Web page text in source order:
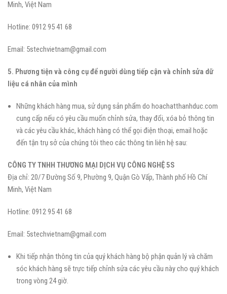
Minh, Việt Nam
Hotline: 0912 95 41 68
Email: 5stechvietnam@gmail.com
5. Phương tiện và công cụ để người dùng tiếp cận và chỉnh sửa dữ
liệu cá nhân của mình
Những khách hàng mua, sử dụng sản phẩm do hoachatthanhduc.com
cung cấp nếu có yêu cầu muốn chỉnh sửa, thay đổi, xóa bỏ thông tin
và các yêu cầu khác, khách hàng có thể gọi điện thoại, email hoặc
đến tận trụ sở của chúng tôi theo các thông tin liên hệ sau:
CÔNG TY TNHH THƯƠNG MẠI DỊCH VỤ CÔNG NGHỆ 5S
Địa chỉ: 20/7 Đường Số 9, Phường 9, Quận Gò Vấp, Thành phố Hồ Chí
Minh, Việt Nam
Hotline: 0912 95 41 68
Email: 5stechvietnam@gmail.com
Khi tiếp nhận thông tin của quý khách hàng bộ phận quản lý và chăm
sóc khách hàng sẽ trực tiếp chỉnh sửa các yêu cầu này cho quý khách
trong vòng 24 giờ.